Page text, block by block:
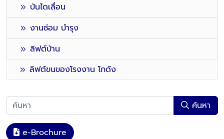
บันไดเลื่อน
งานซ่อม บำรุง
ลิฟต์บ้าน
ลิฟต์ขนของโรงงาน โกดัง
ค้นหา
e-Brochure